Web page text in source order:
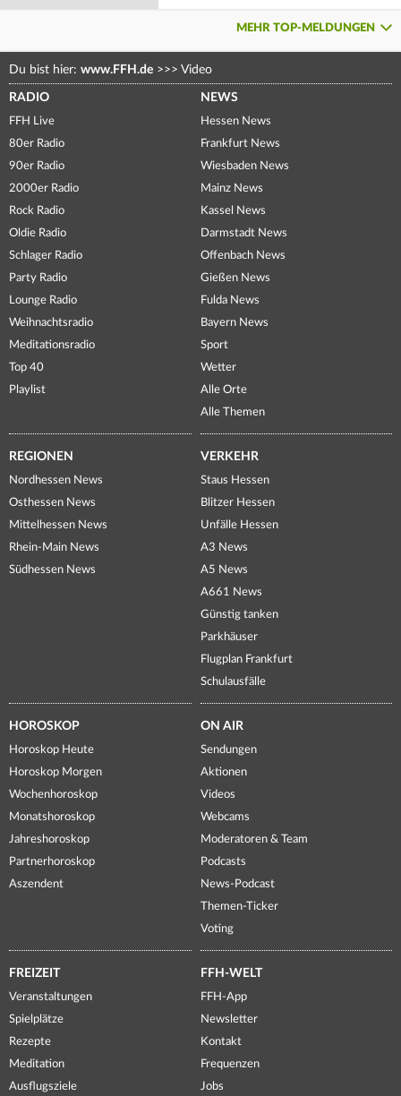
MEHR TOP-MELDUNGEN
Du bist hier: www.FFH.de >>> Video
RADIO
FFH Live
80er Radio
90er Radio
2000er Radio
Rock Radio
Oldie Radio
Schlager Radio
Party Radio
Lounge Radio
Weihnachtsradio
Meditationsradio
Top 40
Playlist
NEWS
Hessen News
Frankfurt News
Wiesbaden News
Mainz News
Kassel News
Darmstadt News
Offenbach News
Gießen News
Fulda News
Bayern News
Sport
Wetter
Alle Orte
Alle Themen
REGIONEN
Nordhessen News
Osthessen News
Mittelhessen News
Rhein-Main News
Südhessen News
VERKEHR
Staus Hessen
Blitzer Hessen
Unfälle Hessen
A3 News
A5 News
A661 News
Günstig tanken
Parkhäuser
Flugplan Frankfurt
Schulausfälle
HOROSKOP
Horoskop Heute
Horoskop Morgen
Wochenhoroskop
Monatshoroskop
Jahreshoroskop
Partnerhoroskop
Aszendent
ON AIR
Sendungen
Aktionen
Videos
Webcams
Moderatoren & Team
Podcasts
News-Podcast
Themen-Ticker
Voting
FREIZEIT
Veranstaltungen
Spielplätze
Rezepte
Meditation
Ausflugsziele
FFH-WELT
FFH-App
Newsletter
Kontakt
Frequenzen
Jobs